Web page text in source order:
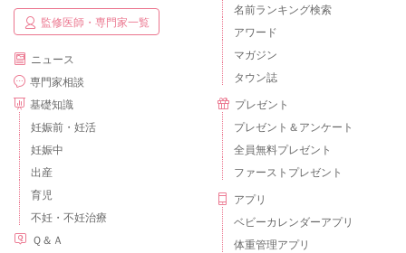
監修医師・専門家一覧
ニュース
専門家相談
基礎知識
妊娠前・妊活
妊娠中
出産
育児
不妊・不妊治療
Ｑ＆Ａ
名前ランキング検索
アワード
マガジン
タウン誌
プレゼント
プレゼント＆アンケート
全員無料プレゼント
ファーストプレゼント
アプリ
ベビーカレンダーアプリ
体重管理アプリ